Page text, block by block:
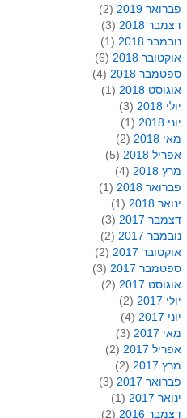
פברואר 2019
(2)
דצמבר 2018
(3)
נובמבר 2018
(1)
אוקטובר 2018
(6)
ספטמבר 2018
(4)
אוגוסט 2018
(1)
יולי 2018
(3)
יוני 2018
(1)
מאי 2018
(2)
אפריל 2018
(5)
מרץ 2018
(4)
פברואר 2018
(1)
ינואר 2018
(1)
דצמבר 2017
(3)
נובמבר 2017
(2)
אוקטובר 2017
(2)
ספטמבר 2017
(3)
אוגוסט 2017
(2)
יולי 2017
(2)
יוני 2017
(4)
מאי 2017
(3)
אפריל 2017
(2)
מרץ 2017
(2)
פברואר 2017
(3)
ינואר 2017
(1)
דצמבר 2016
(2)